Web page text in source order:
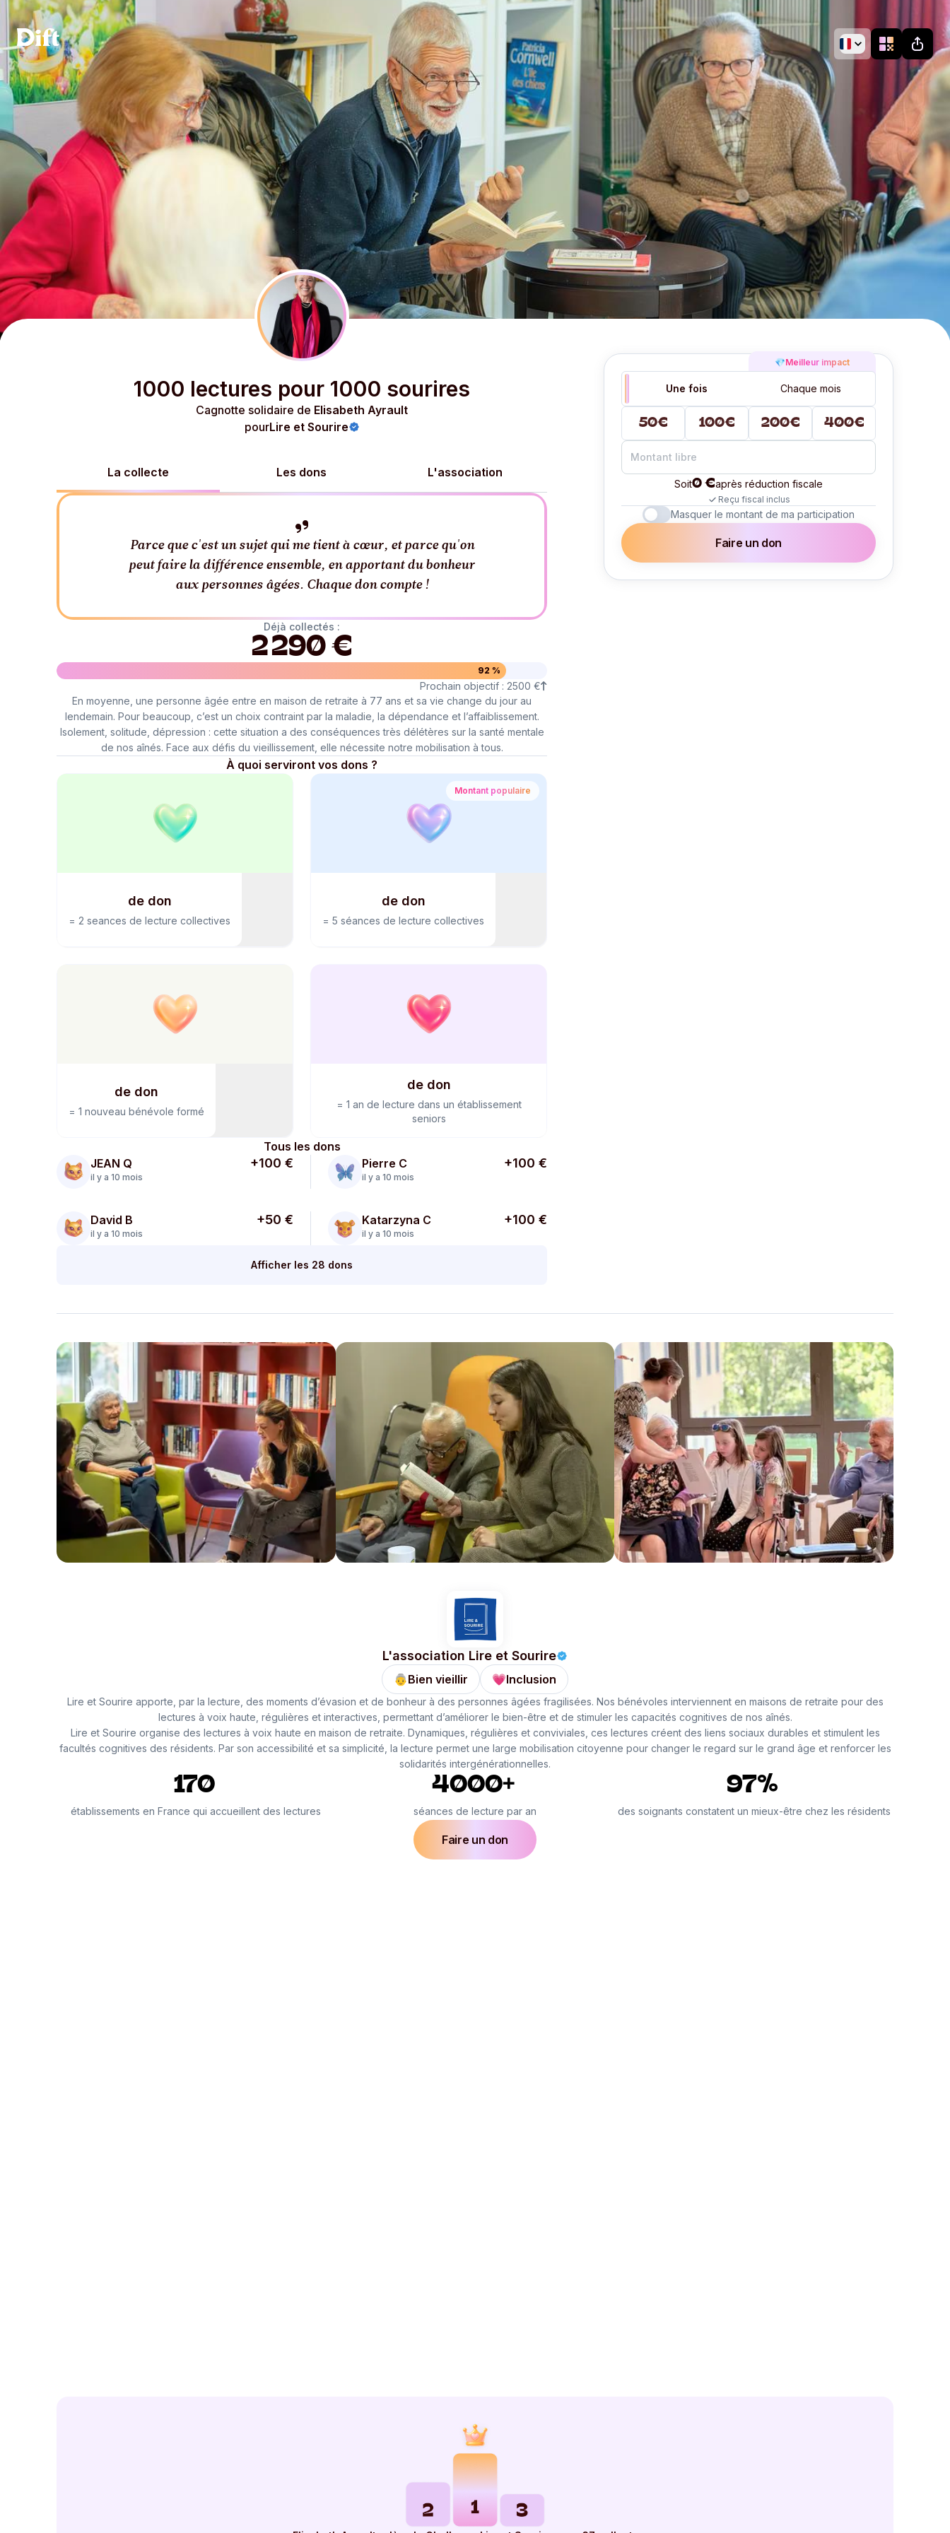
1000 lectures pour 1000 sourires
Cagnotte solidaire de Elisabeth Ayrault
pourLire et Sourire
Une fois Chaque mois
💎Meilleur impact
50€ 100€ 200€ 400€
Soit0 €après réduction fiscale
Reçu fiscal inclus
Masquer le montant de ma participation
Faire un don
La collecte Les dons L'association
Parce que c'est un sujet qui me tient à cœur, et parce qu'on
peut faire la différence ensemble, en apportant du bonheur
aux personnes âgées. Chaque don compte !
Déjà collectés :
2 290 €
92 %
Prochain objectif : 2500 €
En moyenne, une personne âgée entre en maison de retraite à 77 ans et sa vie change du jour au
lendemain. Pour beaucoup, c’est un choix contraint par la maladie, la dépendance et l’affaiblissement.
Isolement, solitude, dépression : cette situation a des conséquences très délétères sur la santé mentale
de nos aînés. Face aux défis du vieillissement, elle nécessite notre mobilisation à tous.
À quoi serviront vos dons ?
de don
= 2 seances de lecture collectives
Montant populaire
de don
= 5 séances de lecture collectives
de don
= 1 nouveau bénévole formé
de don
= 1 an de lecture dans un établissement
seniors
Tous les dons
JEAN Q
il y a 10 mois
+100 € Pierre C
il y a 10 mois
+100 €
David B
il y a 10 mois
+50 € Katarzyna C
il y a 10 mois
+100 €
Afficher les 28 dons
L'association Lire et Sourire
👵Bien vieillir 💗Inclusion
Lire et Sourire apporte, par la lecture, des moments d’évasion et de bonheur à des personnes âgées fragilisées. Nos bénévoles interviennent en maisons de retraite pour des
lectures à voix haute, régulières et interactives, permettant d’améliorer le bien-être et de stimuler les capacités cognitives de nos aînés.
Lire et Sourire organise des lectures à voix haute en maison de retraite. Dynamiques, régulières et conviviales, ces lectures créent des liens sociaux durables et stimulent les
facultés cognitives des résidents. Par son accessibilité et sa simplicité, la lecture permet une large mobilisation citoyenne pour changer le regard sur le grand âge et renforcer les
solidarités intergénérationnelles.
170
établissements en France qui accueillent des lectures
4000+
séances de lecture par an
97%
des soignants constatent un mieux-être chez les résidents
Faire un don